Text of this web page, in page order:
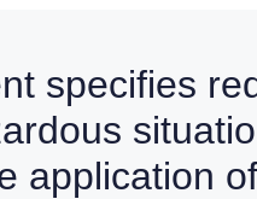
specifies
application